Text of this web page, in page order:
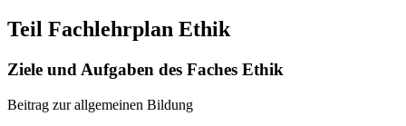
Teil Fachlehrplan Ethik
Ziele und Aufgaben des Faches Ethik
Beitrag zur allgemeinen Bildung